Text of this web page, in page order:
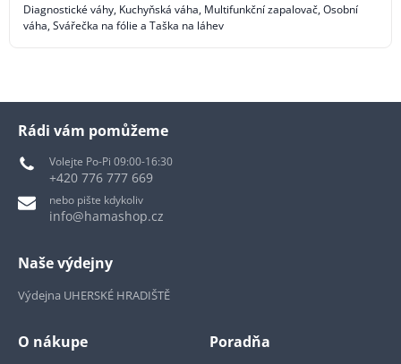
Diagnostické váhy, Kuchyňská váha, Multifunkční zapalovač, Osobní
váha, Svářečka na fólie a Taška na láhev
Rádi vám pomůžeme
Volejte Po-Pi 09:00-16:30
+420 776 777 669
nebo pište kdykoliv
info@hamashop.cz
Naše výdejny
Výdejna UHERSKÉ HRADIŠTĚ
O nákupe Poradňa